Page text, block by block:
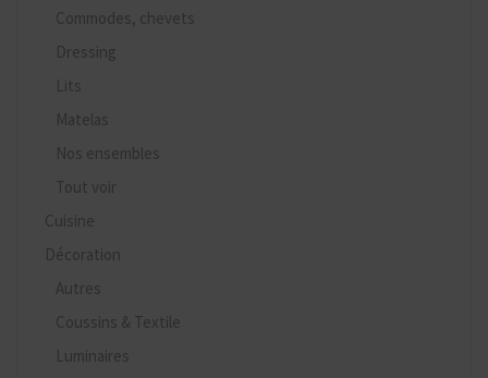
Commodes, chevets
Dressing
Lits
Matelas
Nos ensembles
Tout voir
Cuisine
Décoration
Autres
Coussins & Textile
Luminaires